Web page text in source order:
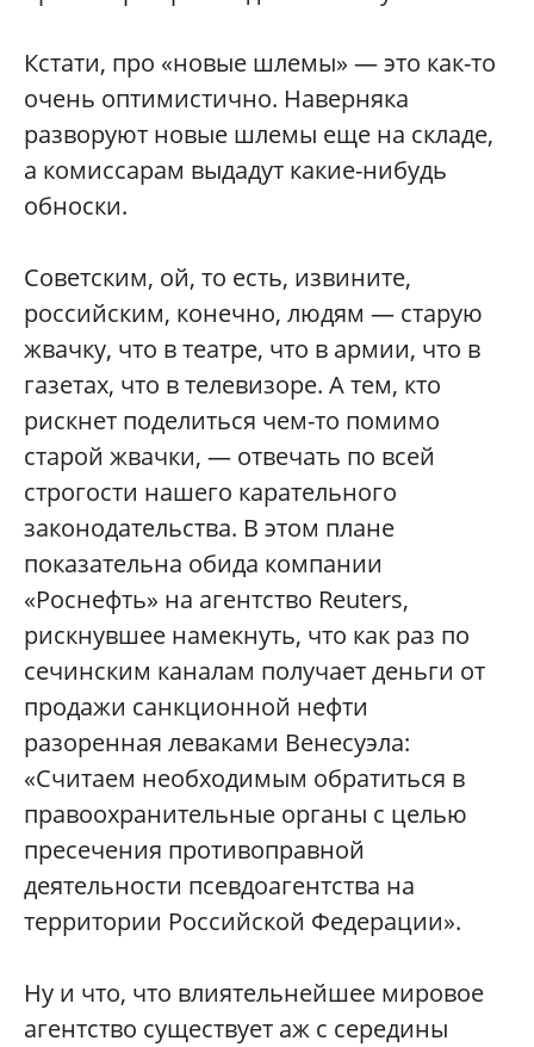
Кстати, про «новые шлемы» — это как-то
очень оптимистично. Наверняка
разворуют новые шлемы еще на складе,
а комиссарам выдадут какие-нибудь
обноски.
Советским, ой, то есть, извините,
российским, конечно, людям — старую
жвачку, что в театре, что в армии, что в
газетах, что в телевизоре. А тем, кто
рискнет поделиться чем-то помимо
старой жвачки, — отвечать по всей
строгости нашего карательного
законодательства. В этом плане
показательна обида компании
«Роснефть» на агентство Reuters,
рискнувшее намекнуть, что как раз по
сечинским каналам получает деньги от
продажи санкционной нефти
разоренная леваками Венесуэла:
«Считаем необходимым обратиться в
правоохранительные органы с целью
пресечения противоправной
деятельности псевдоагентства на
территории Российской Федерации».
Ну и что, что влиятельнейшее мировое
агентство существует аж с середины